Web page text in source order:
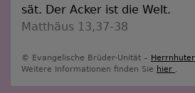
sät. Der Acker ist die Welt.
Matthäus 13,37-38
© Evangelische Brüder-Unität –
Weitere Informationen finden Sie hier .